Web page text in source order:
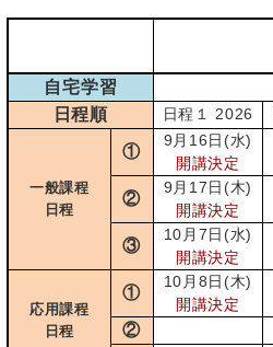
自宅学習
日程順
日程１ 2026
一般課程
日程
①
9月16日(水)
開講決定
②
9月17日(木)
開講決定
③
10月7日(水)
開講決定
応用課程
日程
①
10月8日(木)
開講決定
②